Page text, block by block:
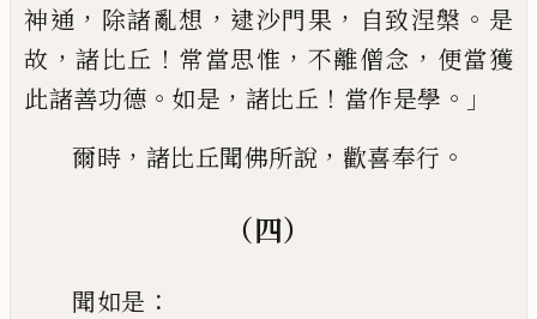
神通 ， 除諸亂想 ， 逮沙門果 ， 自致涅槃 。 是
故 ，諸比丘 ！ 常當思惟 ， 不離僧念 ， 便當獲
此諸善功德 。 如是 ， 諸比丘 ！ 當作是學 。」
爾時 ， 諸比丘聞佛所說 ， 歡喜奉行 。
（四）
聞如是 ：